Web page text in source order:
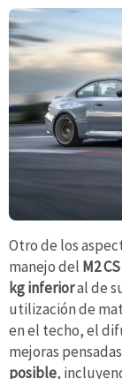
Otro de los
manejo del M2 CS
kg inferioral de
utilización de
en el techo, el
mejoras
posible,